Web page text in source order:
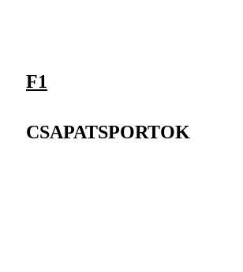
F1
CSAPATSPORTOK